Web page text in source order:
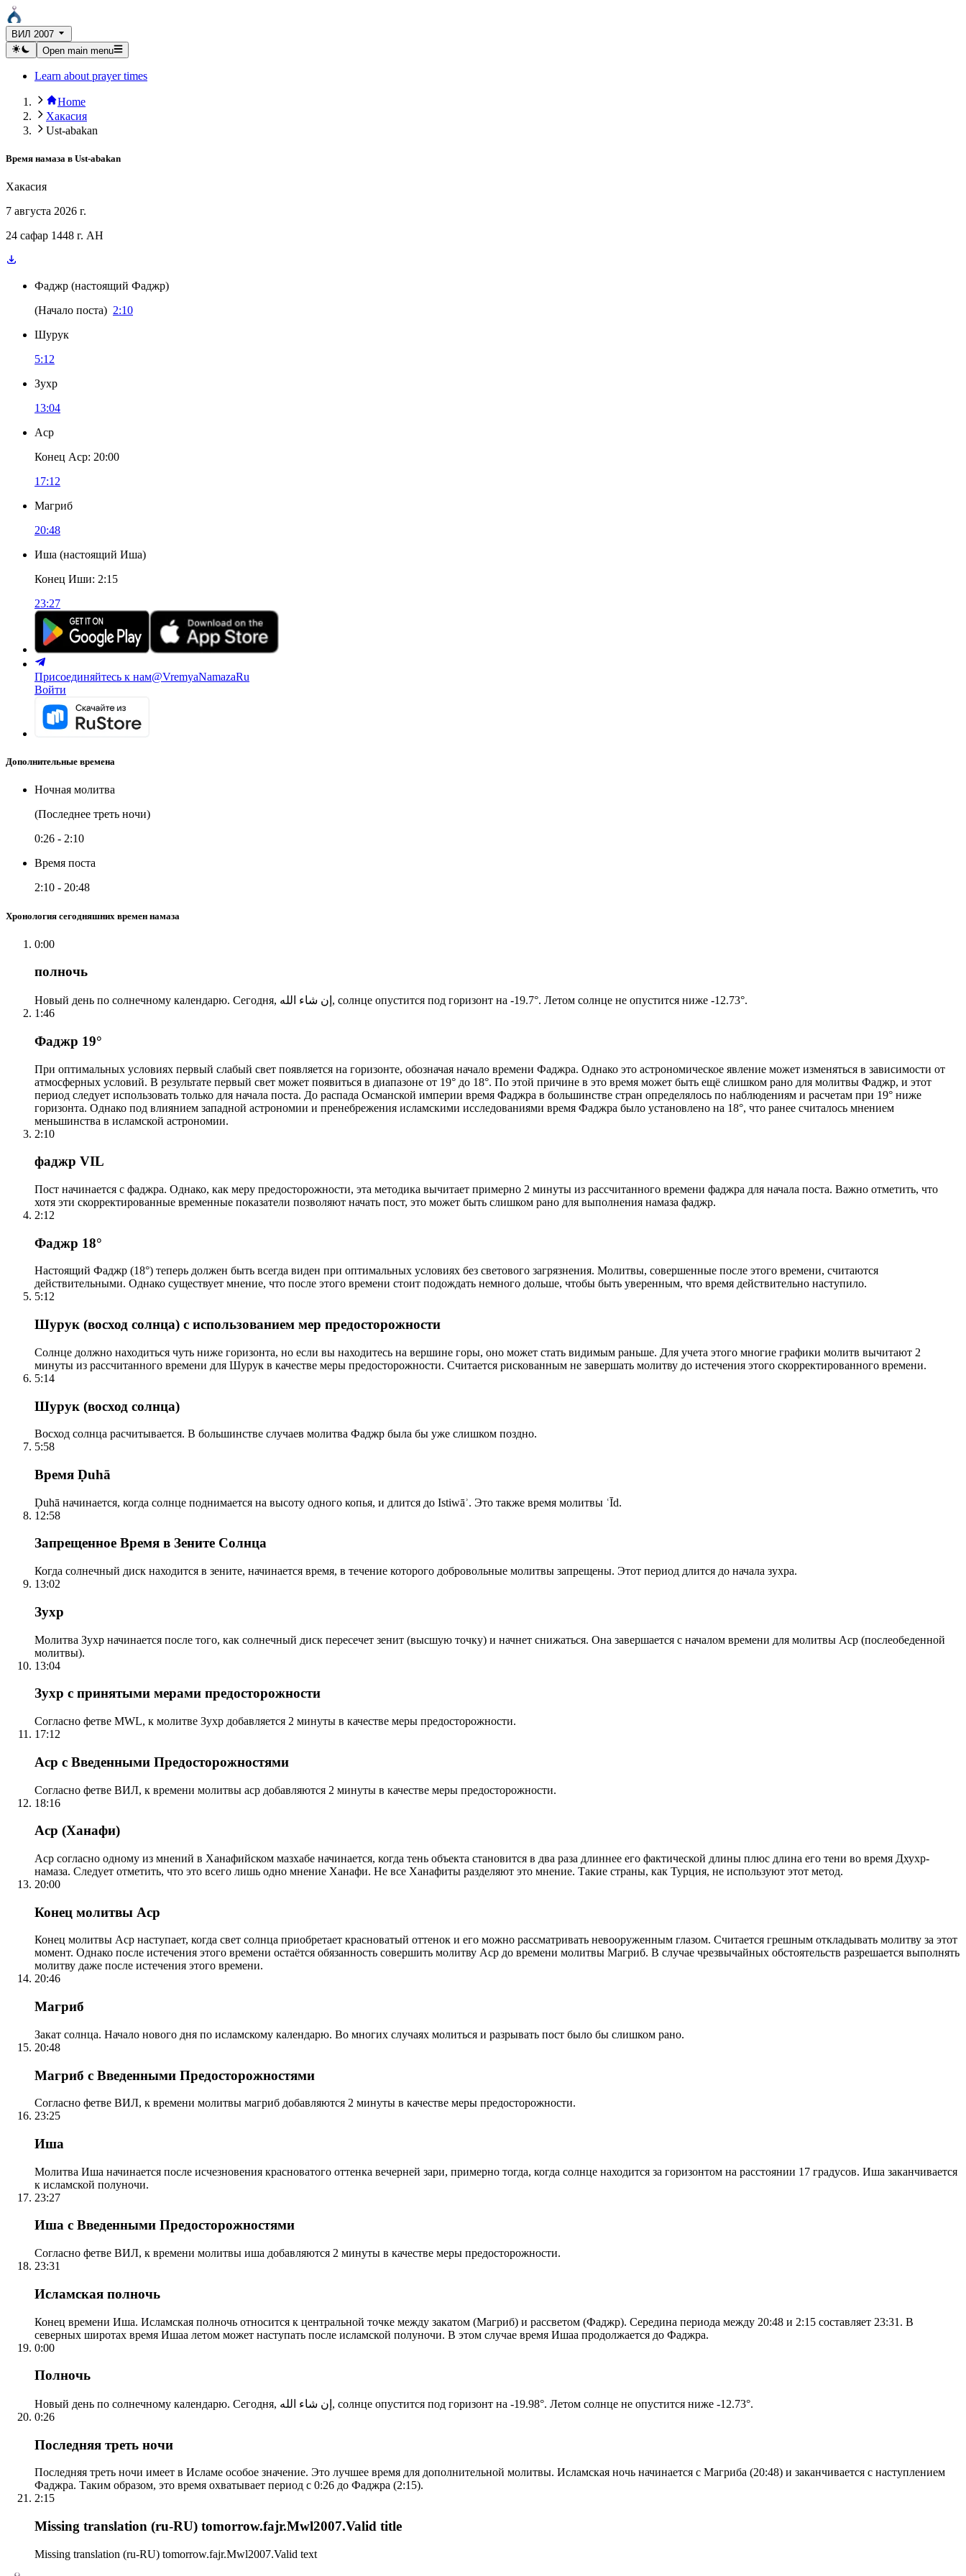
ВИЛ 2007
Open main menu
Learn about prayer times
Home
Хакасия
Ust-abakan
Время намаза в Ust-abakan
Хакасия
7 августа 2026 г.
24 сафар 1448 г. AH
Фаджр (настоящий Фаджр)
(Начало поста) 2:10
Шурук
5:12
Зухр
13:04
Аср
Конец Аср: 20:00
17:12
Магриб
20:48
Иша (настоящий Иша)
Конец Иши: 2:15
23:27
Присоединяйтесь к нам@VremyaNamazaRu
Войти
Дополнительные времена
Ночная молитва
(Последнее треть ночи)
0:26 - 2:10
Время поста
2:10 - 20:48
Хронология сегодняшних времен намаза
0:00
полночь
Новый день по солнечному календарю. Сегодня, إن شاء الله, солнце опустится под горизонт на -19.7°. Летом солнце не опустится ниже -12.73°.
1:46
Фаджр 19°
При оптимальных условиях первый слабый свет появляется на горизонте, обозначая начало времени Фаджра. Однако это астрономическое явление может изменяться в зависимости от
атмосферных условий. В результате первый свет может появиться в диапазоне от 19° до 18°. По этой причине в это время может быть ещё слишком рано для молитвы Фаджр, и этот
период следует использовать только для начала поста. До распада Османской империи время Фаджра в большинстве стран определялось по наблюдениям и расчетам при 19° ниже
горизонта. Однако под влиянием западной астрономии и пренебрежения исламскими исследованиями время Фаджра было установлено на 18°, что ранее считалось мнением
меньшинства в исламской астрономии.
2:10
фаджр VIL
Пост начинается с фаджра. Однако, как меру предосторожности, эта методика вычитает примерно 2 минуты из рассчитанного времени фаджра для начала поста. Важно отметить, что
хотя эти скорректированные временные показатели позволяют начать пост, это может быть слишком рано для выполнения намаза фаджр.
2:12
Фаджр 18°
Настоящий Фаджр (18°) теперь должен быть всегда виден при оптимальных условиях без светового загрязнения. Молитвы, совершенные после этого времени, считаются
действительными. Однако существует мнение, что после этого времени стоит подождать немного дольше, чтобы быть уверенным, что время действительно наступило.
5:12
Шурук (восход солнца) с использованием мер предосторожности
Солнце должно находиться чуть ниже горизонта, но если вы находитесь на вершине горы, оно может стать видимым раньше. Для учета этого многие графики молитв вычитают 2
минуты из рассчитанного времени для Шурук в качестве меры предосторожности. Считается рискованным не завершать молитву до истечения этого скорректированного времени.
5:14
Шурук (восход солнца)
Восход солнца расчитывается. В большинстве случаев молитва Фаджр была бы уже слишком поздно.
5:58
Время Ḍuhā
Ḍuhā начинается, когда солнце поднимается на высоту одного копья, и длится до Istiwāʾ. Это также время молитвы ʿĪd.
12:58
Запрещенное Время в Зените Солнца
Когда солнечный диск находится в зените, начинается время, в течение которого добровольные молитвы запрещены. Этот период длится до начала зухра.
13:02
Зухр
Молитва Зухр начинается после того, как солнечный диск пересечет зенит (высшую точку) и начнет снижаться. Она завершается с началом времени для молитвы Аср (послеобеденной
молитвы).
13:04
Зухр с принятыми мерами предосторожности
Согласно фетве MWL, к молитве Зухр добавляется 2 минуты в качестве меры предосторожности.
17:12
Аср с Введенными Предосторожностями
Согласно фетве ВИЛ, к времени молитвы аср добавляются 2 минуты в качестве меры предосторожности.
18:16
Аср (Ханафи)
Аср согласно одному из мнений в Ханафийском мазхабе начинается, когда тень объекта становится в два раза длиннее его фактической длины плюс длина его тени во время Дхухр-
намаза. Следует отметить, что это всего лишь одно мнение Ханафи. Не все Ханафиты разделяют это мнение. Такие страны, как Турция, не используют этот метод.
20:00
Конец молитвы Аср
Конец молитвы Аср наступает, когда свет солнца приобретает красноватый оттенок и его можно рассматривать невооруженным глазом. Считается грешным откладывать молитву за этот
момент. Однако после истечения этого времени остаётся обязанность совершить молитву Аср до времени молитвы Магриб. В случае чрезвычайных обстоятельств разрешается выполнять
молитву даже после истечения этого времени.
20:46
Магриб
Закат солнца. Начало нового дня по исламскому календарю. Во многих случаях молиться и разрывать пост было бы слишком рано.
20:48
Магриб с Введенными Предосторожностями
Согласно фетве ВИЛ, к времени молитвы магриб добавляются 2 минуты в качестве меры предосторожности.
23:25
Иша
Молитва Иша начинается после исчезновения красноватого оттенка вечерней зари, примерно тогда, когда солнце находится за горизонтом на расстоянии 17 градусов. Иша заканчивается
к исламской полуночи.
23:27
Иша с Введенными Предосторожностями
Согласно фетве ВИЛ, к времени молитвы иша добавляются 2 минуты в качестве меры предосторожности.
23:31
Исламская полночь
Конец времени Иша. Исламская полночь относится к центральной точке между закатом (Магриб) и рассветом (Фаджр). Середина периода между 20:48 и 2:15 составляет 23:31. В
северных широтах время Ишаа летом может наступать после исламской полуночи. В этом случае время Ишаа продолжается до Фаджра.
0:00
Полночь
Новый день по солнечному календарю. Сегодня, إن شاء الله, солнце опустится под горизонт на -19.98°. Летом солнце не опустится ниже -12.73°.
0:26
Последняя треть ночи
Последняя треть ночи имеет в Исламе особое значение. Это лучшее время для дополнительной молитвы. Исламская ночь начинается с Магриба (20:48) и заканчивается с наступлением
Фаджра. Таким образом, это время охватывает период с 0:26 до Фаджра (2:15).
2:15
Missing translation (ru-RU) tomorrow.fajr.Mwl2007.Valid title
Missing translation (ru-RU) tomorrow.fajr.Mwl2007.Valid text